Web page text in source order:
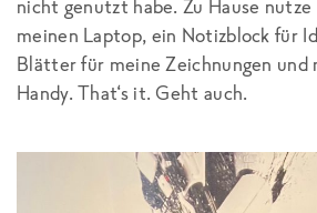
nicht genutzt habe. Zu Hause nutze
meinen Laptop, ein Notizblock für
Blätter für meine Zeichnungen und
Handy. That‘s it. Geht auch.